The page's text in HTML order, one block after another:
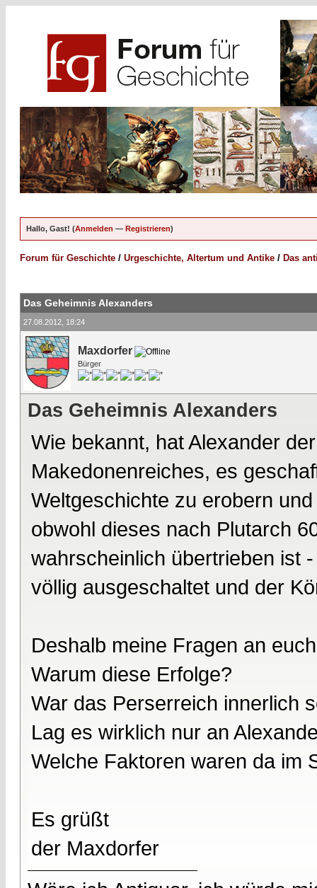
Hallo, Gast! (Anmelden — Registrieren)
Forum für Geschichte / Urgeschichte, Altertum und Antike / Das
Das Geheimnis Alexanders
27.08.2012, 18:24
Maxdorfer
Bürger
Das Geheimnis Alexanders
Wie bekannt, hat Alexander
Makedonenreiches, es
Weltgeschichte zu erobern
obwohl dieses nach Plutarch
wahrscheinlich übertrieben ist
völlig ausgeschaltet und der
Deshalb meine Fragen an
Warum diese Erfolge?
War das Perserreich innerlich
Lag es wirklich nur an
Welche Faktoren waren da im
Es grüßt
der Maxdorfer